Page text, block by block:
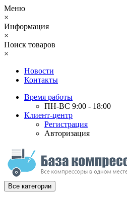
Меню
×
Информация
×
Поиск товаров
×
Новости
Контакты
Время работы
ПН-ВС 9:00 - 18:00
Клиент-центр
Регистрация
Авторизация
Все категории